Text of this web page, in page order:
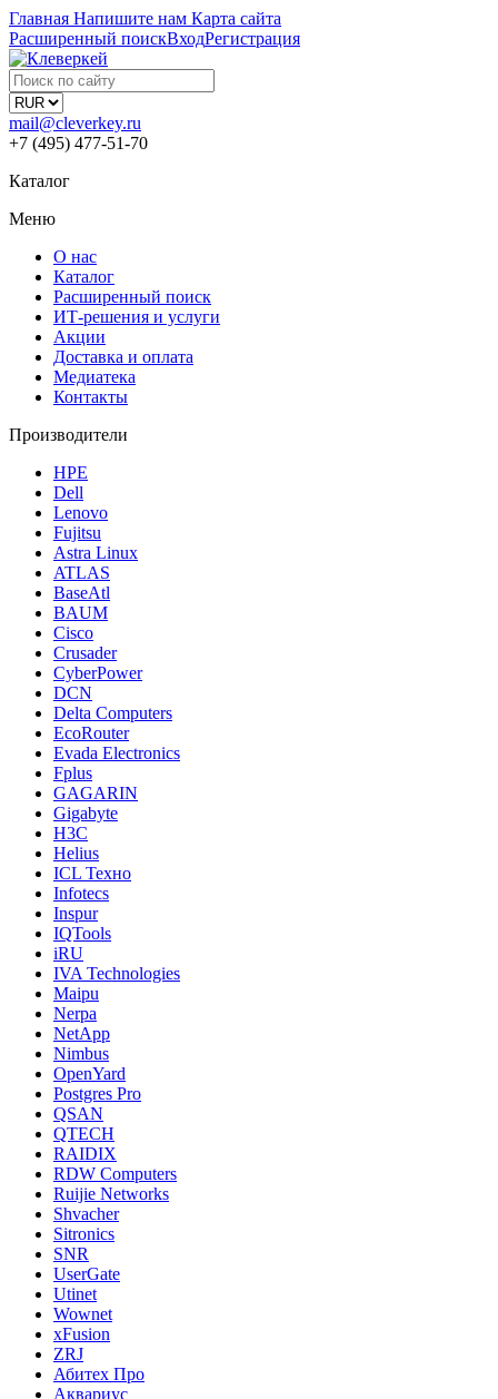
Главная Напишите нам Карта сайта
Расширенный поискВходРегистрация
mail@cleverkey.ru
+7 (495) 477-51-70
Каталог
Меню
О нас
Каталог
Расширенный поиск
ИТ-решения и услуги
Акции
Доставка и оплата
Медиатека
Контакты
Производители
HPE
Dell
Lenovo
Fujitsu
Astra Linux
ATLAS
BaseAtl
BAUM
Cisco
Crusader
CyberPower
DCN
Delta Computers
EcoRouter
Evada Electronics
Fplus
GAGARIN
Gigabyte
H3C
Helius
ICL Техно
Infotecs
Inspur
IQTools
iRU
IVA Technologies
Maipu
Nerpa
NetApp
Nimbus
OpenYard
Postgres Pro
QSAN
QTECH
RAIDIX
RDW Computers
Ruijie Networks
Shvacher
Sitronics
SNR
UserGate
Utinet
Wownet
xFusion
ZRJ
Абитех Про
Аквариус